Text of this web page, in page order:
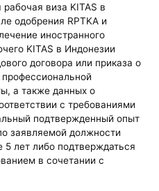
виза KITAS в
одобрения RPTKA и
иностранного
KITAS в Индонезии
договора или приказа о
а также данных о
с требованиями
подтвержденный опыт
заявляемой должности
лет либо подтверждаться
в сочетании с